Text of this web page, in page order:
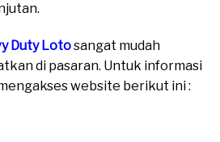
Duty Lotosangat mudah
di pasaran. Untuk informasi
website berikut ini :